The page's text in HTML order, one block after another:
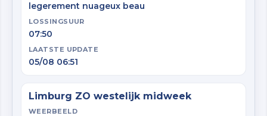
legerement nuageux beau
LOSSINGSUUR
07:50
LAATSTE UPDATE
05/08 06:51
Limburg ZO westelijk midweek
WEERBEELD